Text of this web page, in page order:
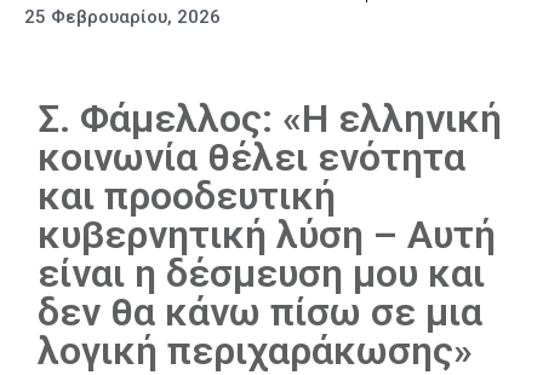
25 Φεβρουαρίου, 2026
Σ. Φάμελλος: «Η ελληνική
κοινωνία θέλει ενότητα
και προοδευτική
κυβερνητική λύση – Αυτή
είναι η δέσμευση μου και
δεν θα κάνω πίσω σε μια
λογική περιχαράκωσης»